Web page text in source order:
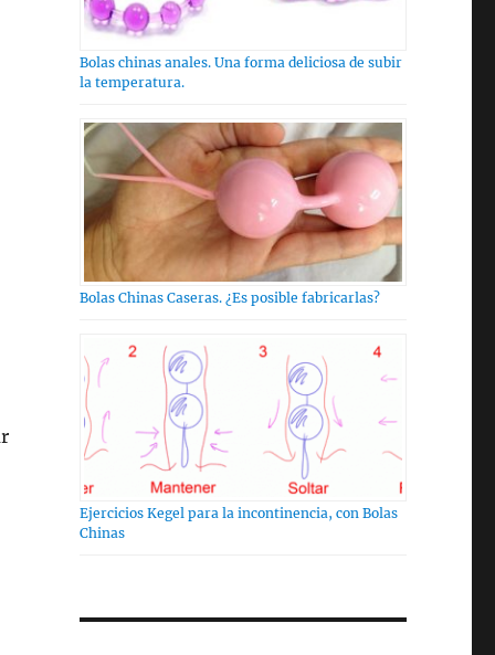
Bolas chinas anales. Una forma deliciosa de subir
la temperatura.
Bolas Chinas Caseras. ¿Es posible fabricarlas?
Ejercicios Kegel para la incontinencia, con Bolas
Chinas